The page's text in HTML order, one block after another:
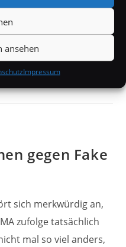
ansehen
Impressum
gegen Fake
sich merkwürdig an,
zufolge tatsächlich
mal so viel anders,